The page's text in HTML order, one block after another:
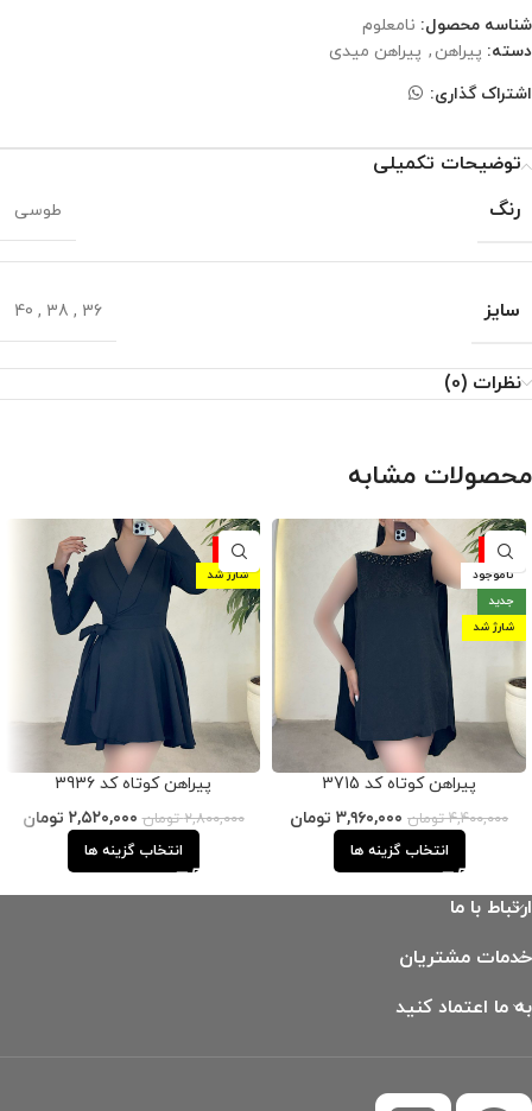
شناسه محصول: نامعلوم
دسته: پیراهن , پیراهن میدی
اشتراک گذاری:
توضیحات تکمیلی
رنگ
طوسی
سایز 36
,
38
,
40
نظرات (0)
محصولات مشابه
-10%
ناموجود
جدید
شارژ شد
پیراهن کوتاه کد 3715
۴,۴۰۰,۰۰۰ تومان ۳,۹۶۰,۰۰۰ تومان
انتخاب گزینه ها
-10%
شارژ شد
پیراهن کوتاه کد 3936
۲,۸۰۰,۰۰۰ تومان ۲,۵۲۰,۰۰۰ تومان
انتخاب گزینه ها
ارتباط با ما
خدمات مشتریان
به ما اعتماد کنید